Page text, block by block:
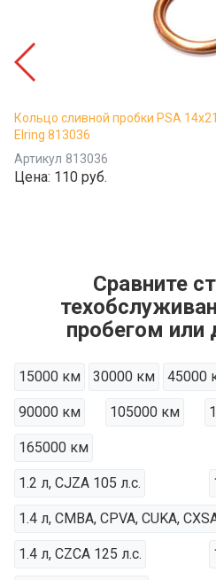
Кольцо сливной пробки PSA
Elring 813036
Артикул 813036
Цена: 110 руб.
Сравните
пробегом или
15000 км 30000 км 45000
90000 км 105000 км
165000 км
1.2 л, CJZA 105 л.с.
1.4 л, CMBA, CPVA, CUKA,
1.4 л, CZCA 125 л.с.